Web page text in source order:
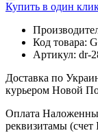
Купить в один
Код товара:
Артикул: dr-
Доставка по
курьером Новой
Оплата
реквизитамы